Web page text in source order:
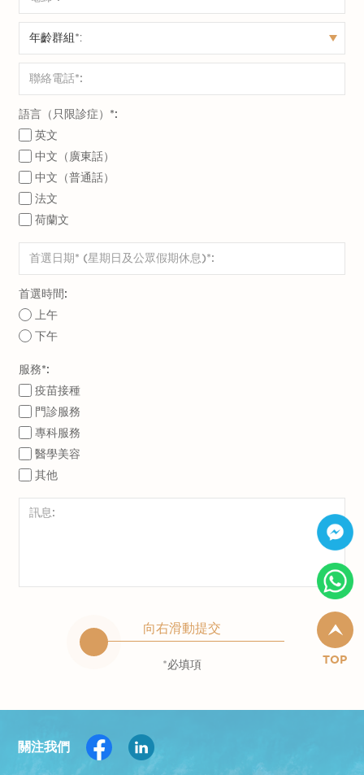
語言（只限診症）*:
英文
中文（廣東話）
中文（普通話）
法文
荷蘭文
首選時間:
上午
下午
服務*:
疫苗接種
門診服務
專科服務
醫學美容
其他
向右滑動提交
*必填項
關注我們
TOP